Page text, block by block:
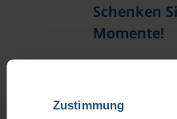
Zustimmung
Schenken
Momente!
Mit einem